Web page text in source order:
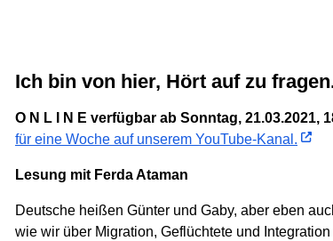
Ich bin von hier, Hört auf zu
O N L I N E verfügbar ab Sonntag, 21.03.2021,
für eine Woche auf unserem YouTube-Kanal.
Lesung mit Ferda Ataman
Deutsche heißen Günter und Gaby, aber eben
wie wir über Migration, Geflüchtete und